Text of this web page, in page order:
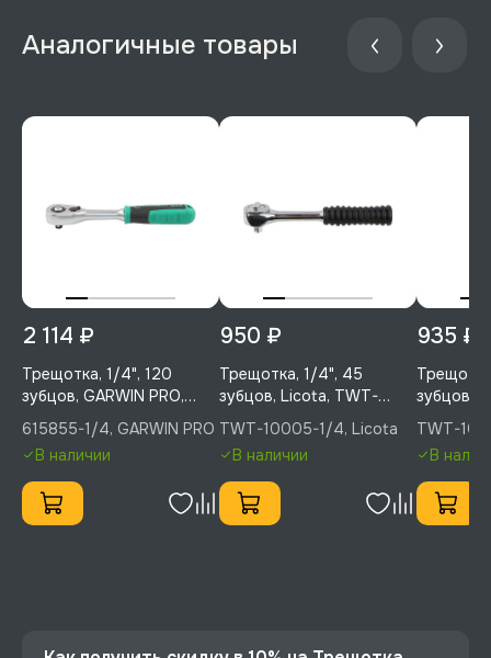
Аналогичные товары
2 114 ₽
Трещотка, 1/4", 120
зубцов, GARWIN PRO,
615855-1/4
615855-1/4, GARWIN PRO
В наличии
950 ₽
Трещотка, 1/4", 45
зубцов, Licota, TWT-
10005-1/4
TWT-10005-1/4, Licota
В наличии
935 ₽
зубцов,
10005-
TWT-
В